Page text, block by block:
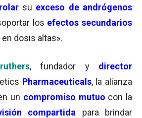
su exceso de andrógenos
los efectos secundarios
en dosis altas».
, fundador y director
Pharmaceuticals, la alianza
un compromiso mutuo con la
compartida para brindar